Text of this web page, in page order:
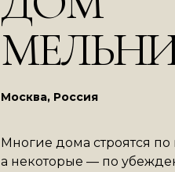
Многие дома строятся по
а некоторые — по
Москва, Россия